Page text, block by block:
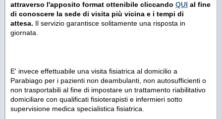
attraverso l'apposito format ottenibile cliccando QUI al fine
di conoscere la sede di visita più vicina e i tempi di
attesa. Il servizio garantisce solitamente una risposta in
giornata.
E' invece effettuabile una visita fisiatrica al domicilio a
Parabiago per i pazienti non deambulanti, non autosufficienti o
non trasportabili al fine di impostare un trattamento riabilitativo
domiciliare con qualificati fisioterapisti e infermieri sotto
supervisione medica specialistica fisiatrica.